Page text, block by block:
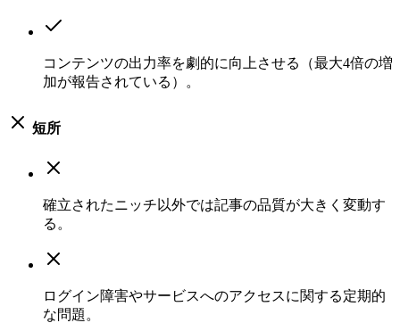
コンテンツの出力率を劇的に向上させる（最大4倍の増
加が報告されている）。
短所
確立されたニッチ以外では記事の品質が大きく変動す
る。
ログイン障害やサービスへのアクセスに関する定期的
な問題。